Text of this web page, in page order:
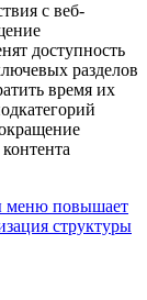
с веб-
доступность
разделов
время их
меню повышает
структуры